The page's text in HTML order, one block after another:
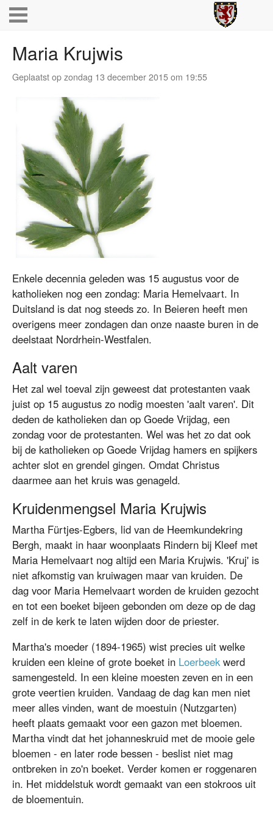
Maria Krujwis
Geplaatst op zondag 13 december 2015 om 19:55
Enkele decennia geleden was 15 augustus voor de
katholieken nog een zondag: Maria Hemelvaart. In
Duitsland is dat nog steeds zo. In Beieren heeft men
overigens meer zondagen dan onze naaste buren in de
deelstaat Nordrhein-Westfalen.
Aalt varen
Het zal wel toeval zijn geweest dat protestanten vaak
juist op 15 augustus zo nodig moesten 'aalt varen'. Dit
deden de katholieken dan op Goede Vrijdag, een
zondag voor de protestanten. Wel was het zo dat ook
bij de katholieken op Goede Vrijdag hamers en spijkers
achter slot en grendel gingen. Omdat Christus
daarmee aan het kruis was genageld.
Kruidenmengsel Maria Krujwis
Martha Fürtjes-Egbers, lid van de Heemkundekring
Bergh, maakt in haar woonplaats Rindern bij Kleef met
Maria Hemelvaart nog altijd een Maria Krujwis. 'Kruj' is
niet afkomstig van kruiwagen maar van kruiden. De
dag voor Maria Hemelvaart worden de kruiden gezocht
en tot een boeket bijeen gebonden om deze op de dag
zelf in de kerk te laten wijden door de priester.
Martha's moeder (1894-1965) wist precies uit welke
kruiden een kleine of grote boeket in Loerbeek werd
samengesteld. In een kleine moesten zeven en in een
grote veertien kruiden. Vandaag de dag kan men niet
meer alles vinden, want de moestuin (Nutzgarten)
heeft plaats gemaakt voor een gazon met bloemen.
Martha vindt dat het johanneskruid met de mooie gele
bloemen - en later rode bessen - beslist niet mag
ontbreken in zo'n boeket. Verder komen er roggenaren
in. Het middelstuk wordt gemaakt van een stokroos uit
de bloementuin.